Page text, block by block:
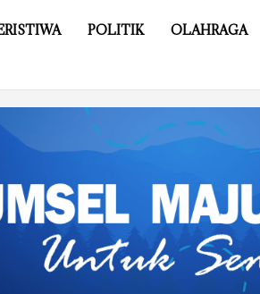
POLITIK OLAHRAGA